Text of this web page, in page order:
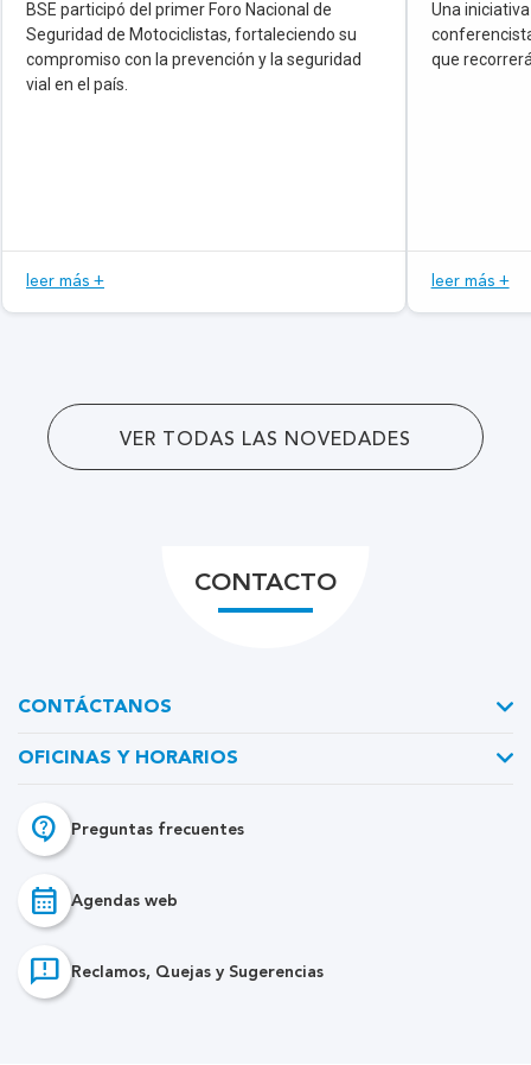
BSE participó del primer Foro Nacional de
Seguridad de Motociclistas, fortaleciendo su
compromiso con la prevención y la seguridad
vial en el país.
leer más +
Una
que
leer más +
VER TODAS LAS NOVEDADES
CONTACTO
CONTÁCTANOS
OFICINAS Y HORARIOS
contact_support Preguntas frecuentes
calendar_month Agendas web
feedback Reclamos, Quejas y Sugerencias